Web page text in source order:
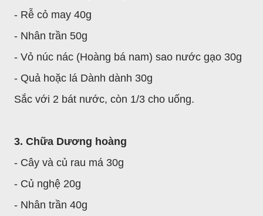
- Rễ cỏ may 40g
- Nhân trần 50g
- Vỏ núc nác (Hoàng bá nam) sao nước gạo 30g
- Quả hoặc lá Dành dành 30g
Sắc với 2 bát nước, còn 1/3 cho uống.
3. Chữa Dương hoàng
- Cây và củ rau má 30g
- Củ nghệ 20g
- Nhân trần 40g